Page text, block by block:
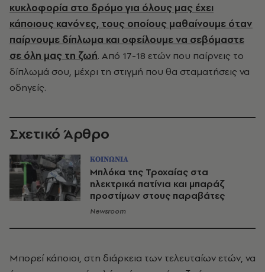
κυκλοφορία στο δρόμο για όλους μας έχει
κάποιους κανόνες, τους οποίους μαθαίνουμε όταν
παίρνουμε δίπλωμα και οφείλουμε να σεβόμαστε
σε όλη μας τη ζωή. Από 17-18 ετών που παίρνεις το
δίπλωμά σου, μέχρι τη στιγμή που θα σταματήσεις να
οδηγείς.
Σχετικό Άρθρο
ΚΟΙΝΩΝΙΑ
Μπλόκα της Τροχαίας στα
ηλεκτρικά πατίνια και μπαράζ
προστίμων στους παραβάτες
Newsroom
Μπορεί κάποιοι, στη διάρκεια των τελευταίων ετών, να